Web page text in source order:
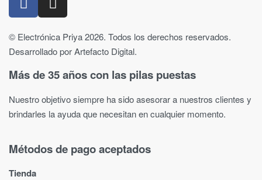
© Electrónica Priya 2026. Todos los derechos reservados.
Desarrollado por Artefacto Digital.
Más de 35 años con las pilas puestas
Nuestro objetivo siempre ha sido asesorar a nuestros clientes y
brindarles la ayuda que necesitan en cualquier momento.
Métodos de pago aceptados
Tienda